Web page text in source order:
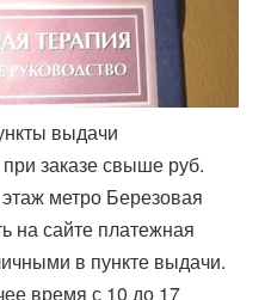
выдачи
заказе свыше руб.
метро Березовая
на сайте платежная
в пункте выдачи.
время с 10 до 17